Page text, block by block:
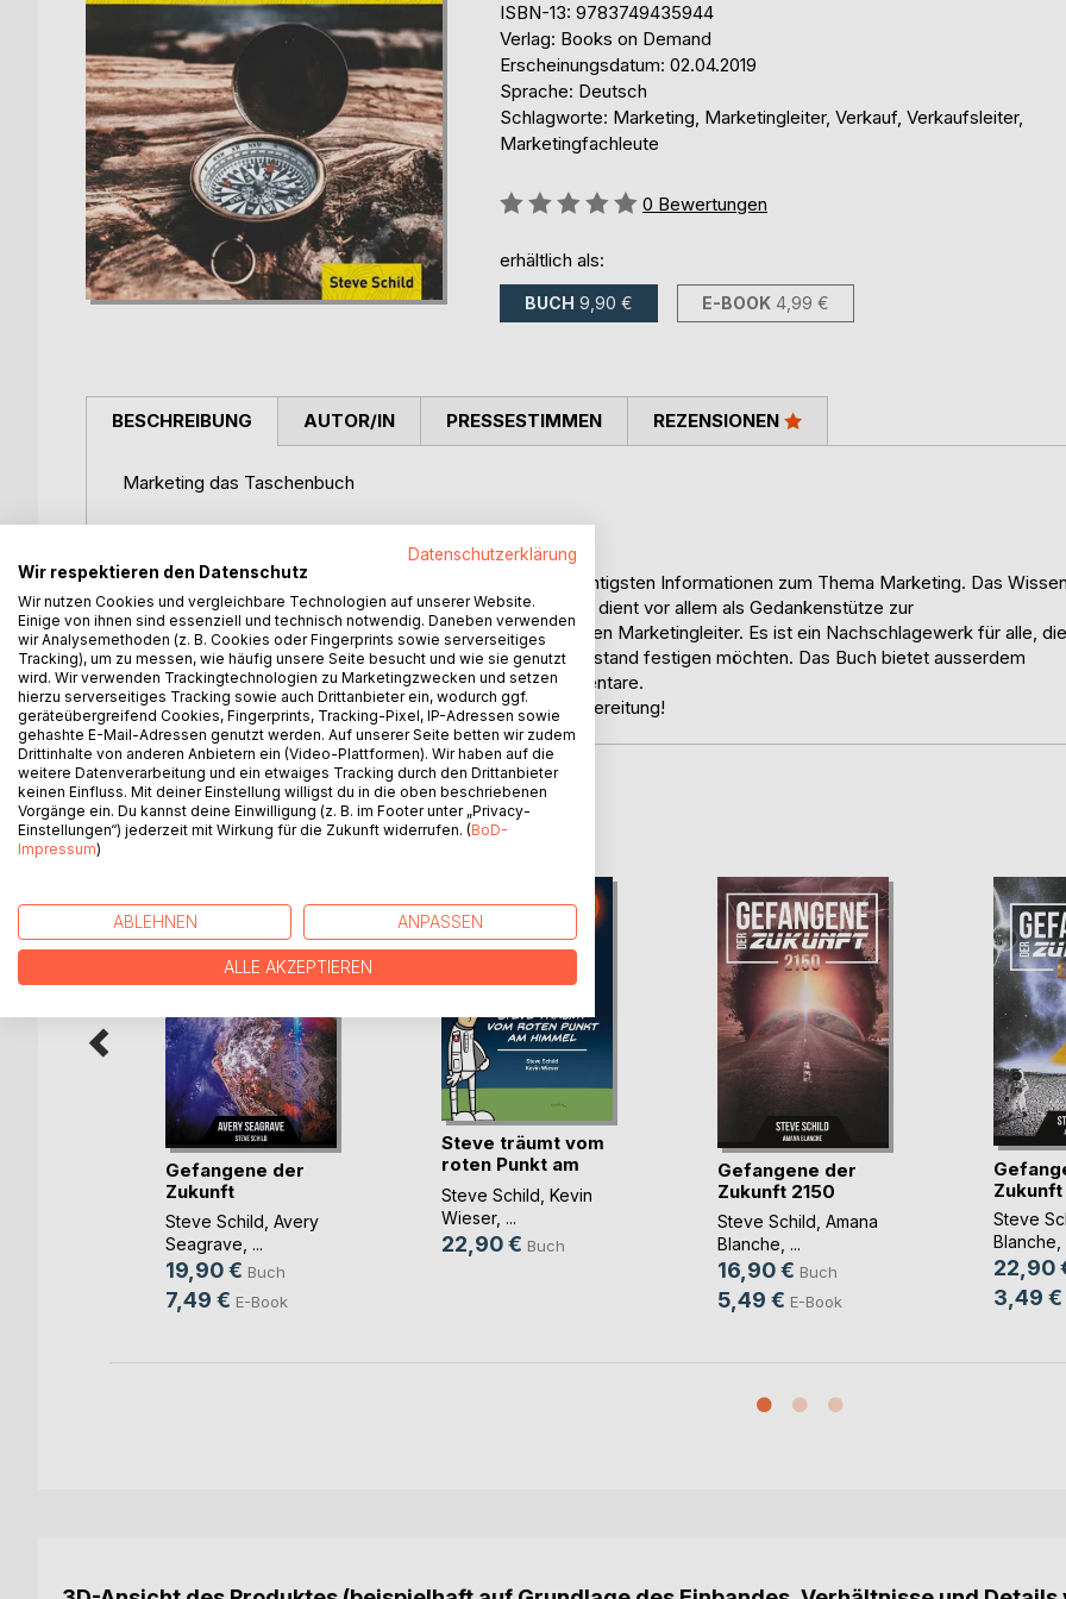
ISBN-13: 9783749435944
Verlag: Books on Demand
Erscheinungsdatum: 02.04.2019
Sprache: Deutsch
Schlagworte: Marketing, Marketingleiter, Verkauf, Verkaufsleiter,
Marketingfachleute
Bewertung::
0 Bewertungen
erhältlich als:
BUCH 9,90 € E-BOOK 4,99 €
BESCHREIBUNG
Marketing das Taschenbuch
Dieses Taschenbuch vermittelt kurz und kompakt die wichtigsten Informationen zum Thema Marketing. Das
in diesem Buch konzentriert sich auf das Wesentliche und dient vor allem als Gedankenstütze zur
Prüfungsvorbereitung für den eidgenössischen diplomierten Marketingleiter. Es ist ein Nachschlagewerk für alle, die
sich gut auf ihren Abschluss vorbereiten und ihren Wissenstand festigen möchten. Das Buch bietet ausserdem
noch genug Platz für eigene Notizen, Formeln und Kommentare.
Der perfekte Begleiter für eine erfolgreiche Prüfungsvorbereitung!
AUTOR/IN PRESSESTIMMEN REZENSIONEN
WEITERE TITEL BEIBoD
Gefangene der
Zukunft
Steve Schild Avery
Seagrave , ...
19,90 € Buch
7,49 € E-Book
Steve träumt vom
roten Punkt am
Himmel
Steve Schild Kevin
Wieser, ...
22,90 € Buch
Gefangene der
Zukunft 2150
Steve Schild Amana
Blanche , ...
16,90 € Buch
5,49 € E-Book
Zukunft
Steve
Blanche
22,90
3,49 €
Datenschutzerklärung
Wir respektieren den Datenschutz
Wir nutzen Cookies und vergleichbare Technologien auf unserer Website.
Einige von ihnen sind essenziell und technisch notwendig. Daneben verwenden
wir Analysemethoden (z. B. Cookies oder Fingerprints sowie serverseitiges
Tracking), um zu messen, wie häufig unsere Seite besucht und wie sie genutzt
wird. Wir verwenden Trackingtechnologien zu Marketingzwecken und setzen
hierzu serverseitiges Tracking sowie auch Drittanbieter ein, wodurch ggf.
geräteübergreifend Cookies, Fingerprints, Tracking-Pixel, IP-Adressen sowie
gehashte E-Mail-Adressen genutzt werden. Auf unserer Seite betten wir zudem
Drittinhalte von anderen Anbietern ein (Video-Plattformen). Wir haben auf die
weitere Datenverarbeitung und ein etwaiges Tracking durch den Drittanbieter
keinen Einfluss. Mit deiner Einstellung willigst du in die oben beschriebenen
Vorgänge ein. Du kannst deine Einwilligung (z. B. im Footer unter „Privacy-
Einstellungen“) jederzeit mit Wirkung für die Zukunft widerrufen. (BoD-
Impressum)
ABLEHNEN ANPASSEN
ALLE AKZEPTIEREN